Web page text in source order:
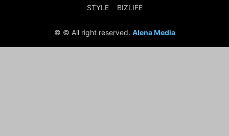
STYLE BIZLIFE
© © All right reserved. Alena Media